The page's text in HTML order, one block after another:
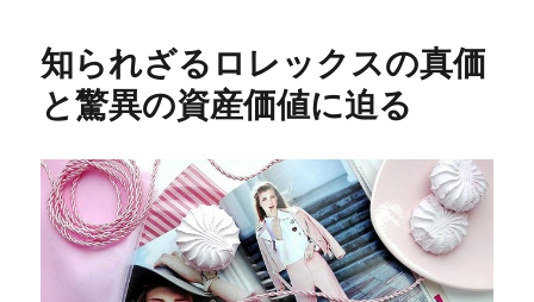
知られざるロレックスの真価
と驚異の資産価値に迫る